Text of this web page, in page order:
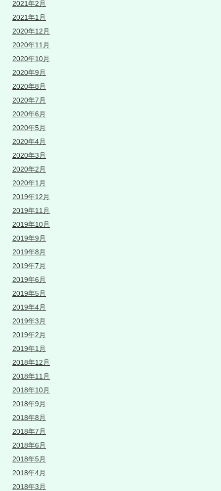
2021年2月
2021年1月
2020年12月
2020年11月
2020年10月
2020年9月
2020年8月
2020年7月
2020年6月
2020年5月
2020年4月
2020年3月
2020年2月
2020年1月
2019年12月
2019年11月
2019年10月
2019年9月
2019年8月
2019年7月
2019年6月
2019年5月
2019年4月
2019年3月
2019年2月
2019年1月
2018年12月
2018年11月
2018年10月
2018年9月
2018年8月
2018年7月
2018年6月
2018年5月
2018年4月
2018年3月